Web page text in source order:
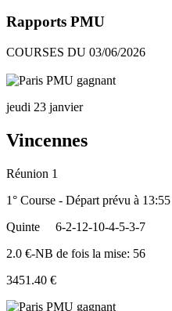
Rapports PMU
COURSES DU 03/06/2026
jeudi 23 janvier
Vincennes
Réunion 1
1° Course - Départ prévu à 13:55
Quinte
6-2-12-10-4-5-3-7
2.0 €-NB de fois la mise: 56
3451.40 €